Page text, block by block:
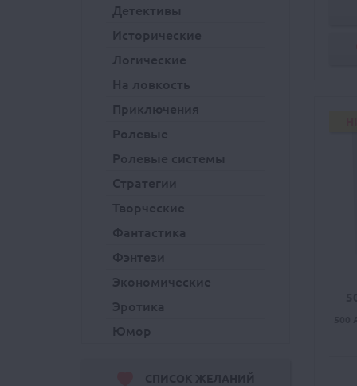
Детективы
Исторические
Логические
На ловкость
Приключения
Ролевые
Ролевые системы
Стратегии
Творческие
Фантастика
Фэнтези
Экономические
Эротика
Юмор